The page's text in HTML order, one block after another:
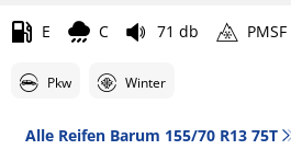
E C 71 db PMSF
Pkw Winter
Alle Reifen Barum 155/70 R13 75T